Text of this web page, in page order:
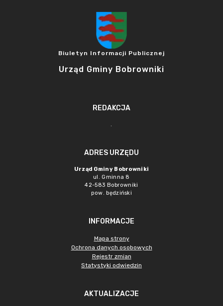
Biuletyn Informacji Publicznej
Urząd Gminy Bobrowniki
REDAKCJA
.
ADRES URZĘDU
Urząd Gminy Bobrowniki
ul. Gminna 8
42-583 Bobrowniki
pow. będziński
INFORMACJE
Mapa strony
Ochrona danych osobowych
Rejestr zmian
Statystyki odwiedzin
AKTUALIZACJE